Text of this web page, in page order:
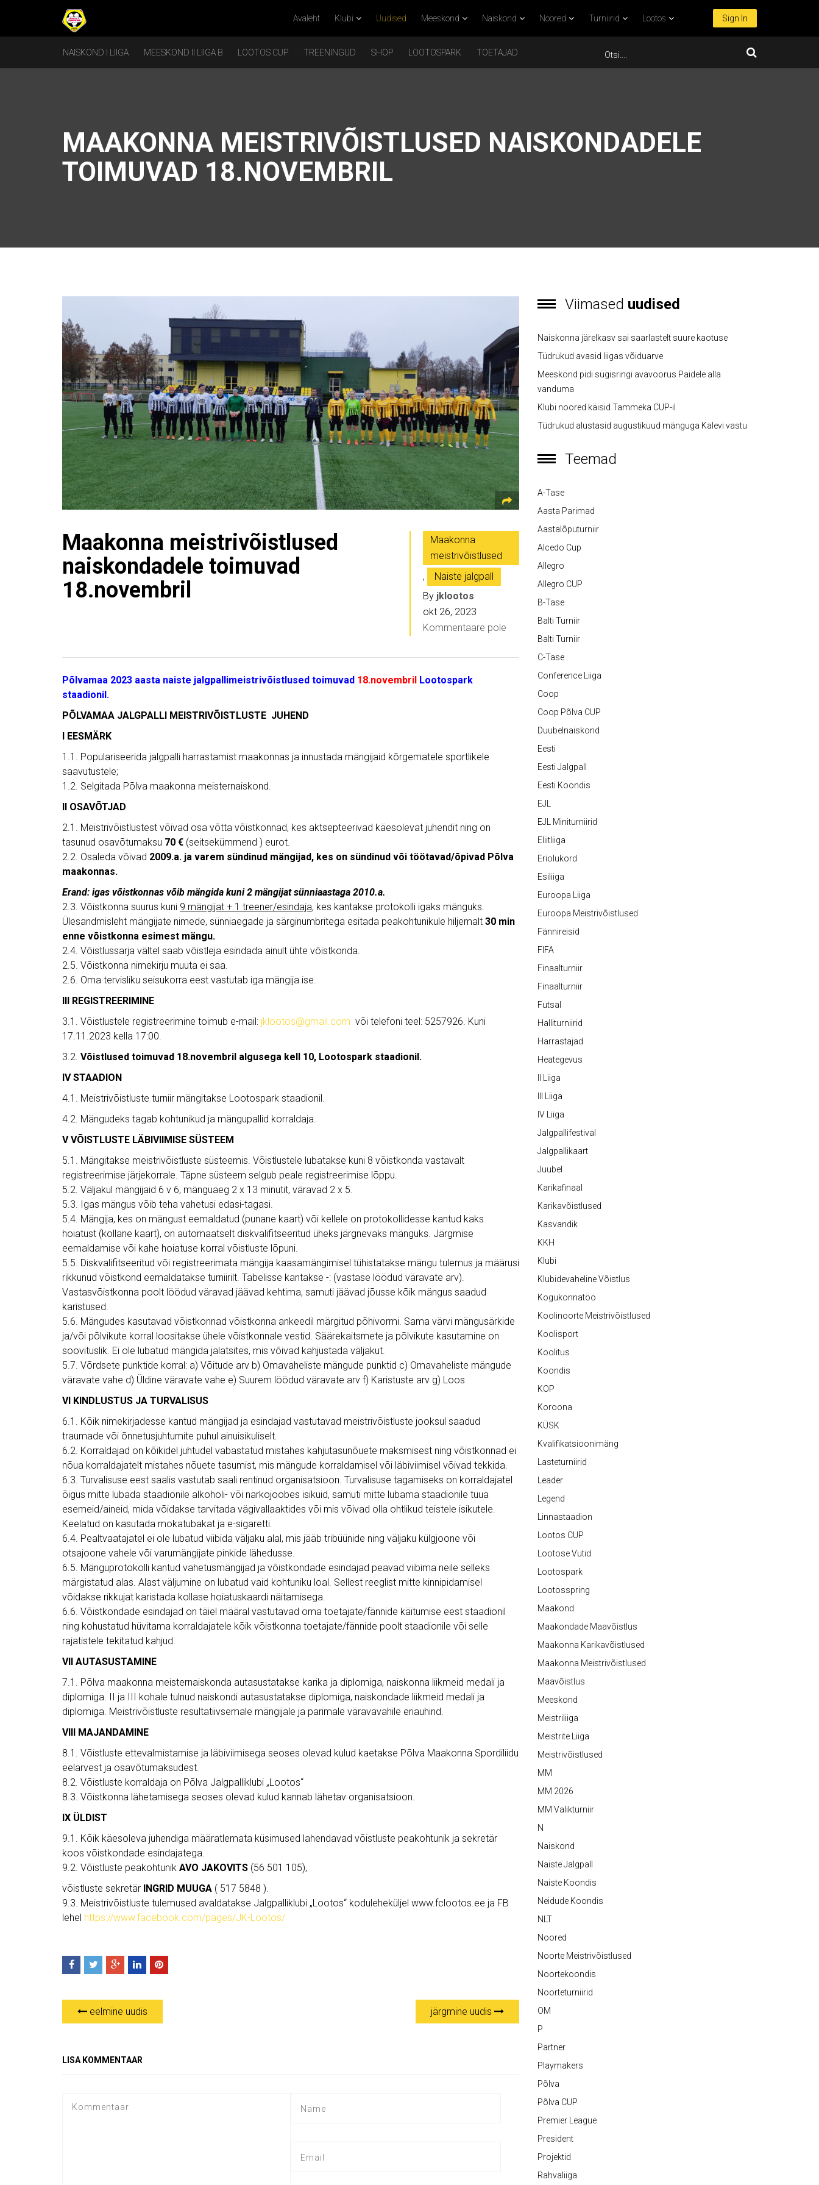
Avaleht Klubi Uudised Meeskond Naiskond Noored Turniirid Lootos Sign In
NAISKOND I LIIGA MEESKOND II LIIGA B LOOTOS CUP TREENINGUD SHOP LOOTOSPARK TOETAJAD
MAAKONNA MEISTRIVÕISTLUSED NAISKONDADELE
TOIMUVAD 18.NOVEMBRIL
Maakonna meistrivõistlused
naiskondadele toimuvad
18.novembril
Maakonna
meistrivõistlused
,
Naiste jalgpall
By jklootos
okt 26, 2023
Kommentaare pole
Põlvamaa 2023 aasta naiste jalgpallimeistrivõistlused toimuvad 18.novembril Lootospark
staadionil.
PÕLVAMAA JALGPALLI MEISTRIVÕISTLUSTE JUHEND
I EESMÄRK
1.1. Populariseerida jalgpalli harrastamist maakonnas ja innustada mängijaid kõrgematele sportlikele
saavutustele;
1.2. Selgitada Põlva maakonna meisternaiskond.
II OSAVÕTJAD
2.1. Meistrivõistlustest võivad osa võtta võistkonnad, kes aktsepteerivad käesolevat juhendit ning on
tasunud osavõtumaksu 70 € (seitsekümmend ) eurot.
2.2. Osaleda võivad 2009.a. ja varem sündinud mängijad, kes on sündinud või töötavad/õpivad Põlva
maakonnas.
Erand: igas võistkonnas võib mängida kuni 2 mängijat sünniaastaga 2010.a.
2.3. Võistkonna suurus kuni 9 mängijat + 1 treener/esindaja, kes kantakse protokolli igaks mänguks.
Ülesandmisleht mängijate nimede, sünniaegade ja särginumbritega esitada peakohtunikule hiljemalt 30 min
enne võistkonna esimest mängu.
2.4. Võistlussarja vältel saab võistleja esindada ainult ühte võistkonda.
2.5. Võistkonna nimekirju muuta ei saa.
2.6. Oma tervisliku seisukorra eest vastutab iga mängija ise.
III REGISTREERIMINE
3.1. Võistlustele registreerimine toimub e-mail: jklootos@gmail.com või telefoni teel: 5257926. Kuni
17.11.2023 kella 17:00.
3.2. Võistlused toimuvad 18.novembril algusega kell 10, Lootospark staadionil.
IV STAADION
4.1. Meistrivõistluste turniir mängitakse Lootospark staadionil.
4.2. Mängudeks tagab kohtunikud ja mängupallid korraldaja.
V VÕISTLUSTE LÄBIVIIMISE SÜSTEEM
5.1. Mängitakse meistrivõistluste süsteemis. Võistlustele lubatakse kuni 8 võistkonda vastavalt
registreerimise järjekorrale. Täpne süsteem selgub peale registreerimise lõppu.
5.2. Väljakul mängijaid 6 v 6, mänguaeg 2 x 13 minutit, väravad 2 x 5.
5.3. Igas mängus võib teha vahetusi edasi-tagasi.
5.4. Mängija, kes on mängust eemaldatud (punane kaart) või kellele on protokollidesse kantud kaks
hoiatust (kollane kaart), on automaatselt diskvalifitseeritud üheks järgnevaks mänguks. Järgmise
eemaldamise või kahe hoiatuse korral võistluste lõpuni.
5.5. Diskvalifitseeritud või registreerimata mängija kaasamängimisel tühistatakse mängu tulemus ja määrusi
rikkunud võistkond eemaldatakse turniirilt. Tabelisse kantakse -: (vastase löödud väravate arv).
Vastasvõistkonna poolt löödud väravad jäävad kehtima, samuti jäävad jõusse kõik mängus saadud
karistused.
5.6. Mängudes kasutavad võistkonnad võistkonna ankeedil märgitud põhivormi. Sama värvi mängusärkide
ja/või põlvikute korral loositakse ühele võistkonnale vestid. Säärekaitsmete ja põlvikute kasutamine on
soovituslik. Ei ole lubatud mängida jalatsites, mis võivad kahjustada väljakut.
5.7. Võrdsete punktide korral: a) Võitude arv b) Omavaheliste mängude punktid c) Omavaheliste mängude
väravate vahe d) Üldine väravate vahe e) Suurem löödud väravate arv f) Karistuste arv g) Loos
VI KINDLUSTUS JA TURVALISUS
6.1. Kõik nimekirjadesse kantud mängijad ja esindajad vastutavad meistrivõistluste jooksul saadud
traumade või õnnetusjuhtumite puhul ainuisikuliselt.
6.2. Korraldajad on kõikidel juhtudel vabastatud mistahes kahjutasunõuete maksmisest ning võistkonnad ei
nõua korraldajatelt mistahes nõuete tasumist, mis mängude korraldamisel või läbiviimisel võivad tekkida.
6.3. Turvalisuse eest saalis vastutab saali rentinud organisatsioon. Turvalisuse tagamiseks on korraldajatel
õigus mitte lubada staadionile alkoholi- või narkojoobes isikuid, samuti mitte lubama staadionile tuua
esemeid/aineid, mida võidakse tarvitada vägivallaaktides või mis võivad olla ohtlikud teistele isikutele.
Keelatud on kasutada mokatubakat ja e-sigaretti.
6.4. Pealtvaatajatel ei ole lubatud viibida väljaku alal, mis jääb tribüünide ning väljaku külgjoone või
otsajoone vahele või varumängijate pinkide lähedusse.
6.5. Mänguprotokolli kantud vahetusmängijad ja võistkondade esindajad peavad viibima neile selleks
märgistatud alas. Alast väljumine on lubatud vaid kohtuniku loal. Sellest reeglist mitte kinnipidamisel
võidakse rikkujat karistada kollase hoiatuskaardi näitamisega.
6.6. Võistkondade esindajad on täiel määral vastutavad oma toetajate/fännide käitumise eest staadionil
ning kohustatud hüvitama korraldajatele kõik võistkonna toetajate/fännide poolt staadionile või selle
rajatistele tekitatud kahjud.
VII AUTASUSTAMINE
7.1. Põlva maakonna meisternaiskonda autasustatakse karika ja diplomiga, naiskonna liikmeid medali ja
diplomiga. II ja III kohale tulnud naiskondi autasustatakse diplomiga, naiskondade liikmeid medali ja
diplomiga. Meistrivõistluste resultatiivsemale mängijale ja parimale väravavahile eriauhind.
VIII MAJANDAMINE
8.1. Võistluste ettevalmistamise ja läbiviimisega seoses olevad kulud kaetakse Põlva Maakonna Spordiliidu
eelarvest ja osavõtumaksudest.
8.2. Võistluste korraldaja on Põlva Jalgpalliklubi „Lootos“
8.3. Võistkonna lähetamisega seoses olevad kulud kannab lähetav organisatsioon.
IX ÜLDIST
9.1. Kõik käesoleva juhendiga määratlemata küsimused lahendavad võistluste peakohtunik ja sekretär
koos võistkondade esindajatega.
9.2. Võistluste peakohtunik AVO JAKOVITS (56 501 105),
võistluste sekretär INGRID MUUGA ( 517 5848 ).
9.3. Meistrivõistluste tulemused avaldatakse Jalgpalliklubi „Lootos“ koduleheküljel www.fclootos.ee ja FB
lehel https://www.facebook.com/pages/JK-Lootos/
eelmine uudis järgmine uudis
LISA KOMMENTAAR
Viimased uudised
Naiskonna järelkasv sai saarlastelt suure kaotuse
Tüdrukud avasid liigas võiduarve
Meeskond pidi sügisringi avavoorus Paidele alla
vanduma
Klubi noored käisid Tammeka CUP-il
Tüdrukud alustasid augustikuud mänguga Kalevi vastu
Teemad
A-Tase
Aasta Parimad
Aastalõputurniir
Alcedo Cup
Allegro
Allegro CUP
B-Tase
Balti Turniir
Balti Turniir
C-Tase
Conference Liiga
Coop
Coop Põlva CUP
Duubelnaiskond
Eesti
Eesti Jalgpall
Eesti Koondis
EJL
EJL Miniturniirid
Eliitliiga
Eriolukord
Esiliiga
Euroopa Liiga
Euroopa Meistrivõistlused
Fännireisid
FIFA
Finaalturniir
Finaalturniir
Futsal
Halliturniirid
Harrastajad
Heategevus
II Liiga
III Liiga
IV Liiga
Jalgpallifestival
Jalgpallikaart
Juubel
Karikafinaal
Karikavõistlused
Kasvandik
KKH
Klubi
Klubidevaheline Võistlus
Kogukonnatöö
Koolinoorte Meistrivõistlused
Koolisport
Koolitus
Koondis
KOP
Koroona
KÜSK
Kvalifikatsioonimäng
Lasteturniirid
Leader
Legend
Linnastaadion
Lootos CUP
Lootose Vutid
Lootospark
Lootosspring
Maakond
Maakondade Maavõistlus
Maakonna Karikavõistlused
Maakonna Meistrivõistlused
Maavõistlus
Meeskond
Meistriliiga
Meistrite Liiga
Meistrivõistlused
MM
MM 2026
MM Valikturniir
N
Naiskond
Naiste Jalgpall
Naiste Koondis
Neidude Koondis
NLT
Noored
Noorte Meistrivõistlused
Noortekoondis
Noorteturniirid
OM
P
Partner
Playmakers
Põlva
Põlva CUP
Premier League
President
Projektid
Rahvaliiga